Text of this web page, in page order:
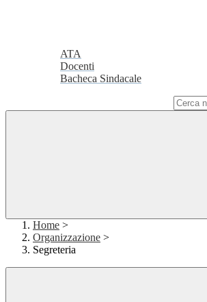
ATA
Docenti
Bacheca Sindacale
Home >
Organizzazione >
Segreteria